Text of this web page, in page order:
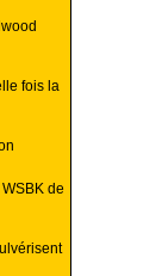
fois la
de